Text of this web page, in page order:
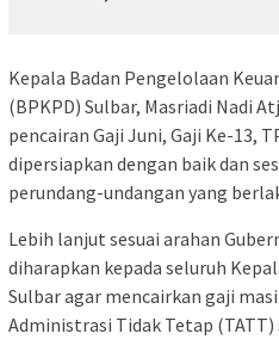
Kepala Badan Pengelolaan
(BPKPD) Sulbar, Masriadi Nadi
pencairan Gaji Juni, Gaji Ke-13,
dipersiapkan dengan baik dan
perundang-undangan yang
Lebih lanjut sesuai arahan
diharapkan kepada seluruh
Sulbar agar mencairkan gaji
Administrasi Tidak Tetap